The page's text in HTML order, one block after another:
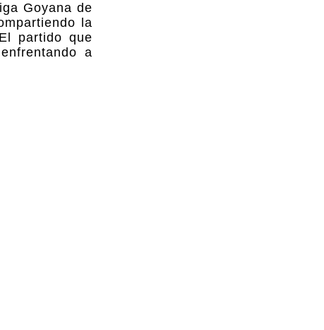
Goyana de
la
partido que
a